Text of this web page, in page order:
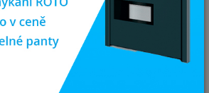
100x70 cm,
bílé, PREMIUM 7000